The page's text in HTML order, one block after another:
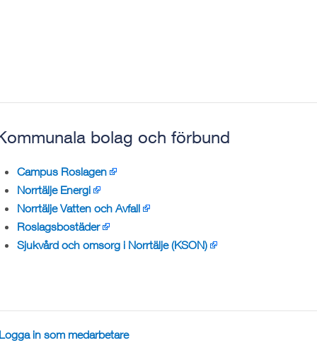
bolag och förbund
Campus Roslagen
Norrtälje Energi
Norrtälje Vatten och Avfall
Roslagsbostäder
Sjukvård och omsorg i Norrtälje (KSON)
Logga in som medarbetare